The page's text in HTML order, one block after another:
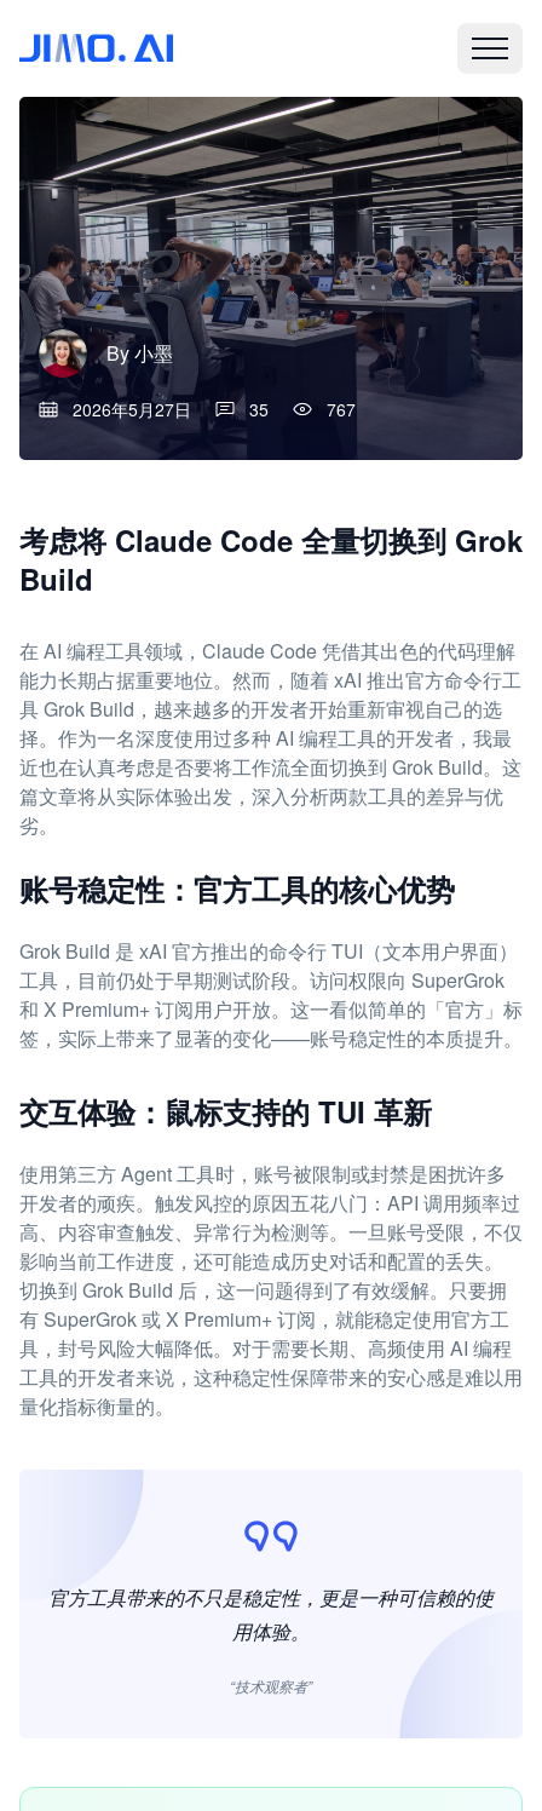
By小墨
2026年5月27日 35 767
考虑将 Claude Code 全量切换到 Grok
Build
在 AI 编程工具领域，Claude Code 凭借其出色的代码理解
能力长期占据重要地位。然而，随着 xAI 推出官方命令行工
具 Grok Build，越来越多的开发者开始重新审视自己的选
择。作为一名深度使用过多种 AI 编程工具的开发者，我最
近也在认真考虑是否要将工作流全面切换到 Grok Build。这
篇文章将从实际体验出发，深入分析两款工具的差异与优
劣。
账号稳定性：官方工具的核心优势
Grok Build 是 xAI 官方推出的命令行 TUI（文本用户界面）
工具，目前仍处于早期测试阶段。访问权限向 SuperGrok
和 X Premium+ 订阅用户开放。这一看似简单的「官方」标
签，实际上带来了显著的变化——账号稳定性的本质提升。
交互体验：鼠标支持的 TUI 革新
使用第三方 Agent 工具时，账号被限制或封禁是困扰许多
开发者的顽疾。触发风控的原因五花八门：API 调用频率过
高、内容审查触发、异常行为检测等。一旦账号受限，不仅
影响当前工作进度，还可能造成历史对话和配置的丢失。
切换到 Grok Build 后，这一问题得到了有效缓解。只要拥
有 SuperGrok 或 X Premium+ 订阅，就能稳定使用官方工
具，封号风险大幅降低。对于需要长期、高频使用 AI 编程
工具的开发者来说，这种稳定性保障带来的安心感是难以用
量化指标衡量的。
官方工具带来的不只是稳定性，更是一种可信赖的使
用体验。
“技术观察者”